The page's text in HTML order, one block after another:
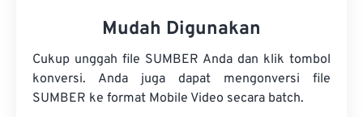
Mudah Digunakan
Cukup unggah file SUMBER Anda dan klik tombol
konversi. Anda juga dapat mengonversi file
SUMBER ke format Mobile Video secara batch.